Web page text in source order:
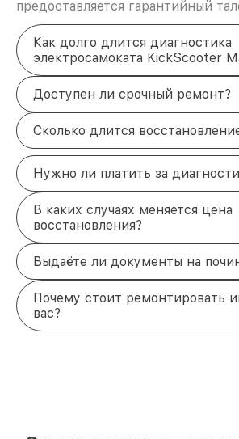
предоставляется гарантийный
Как долго длится диагностика
электросамоката KickScooter
Доступен ли срочный ремонт?
Сколько длится
Нужно ли платить за
В каких случаях меняется цена
восстановления?
Выдаёте ли документы на
Почему стоит ремонтировать
вас?